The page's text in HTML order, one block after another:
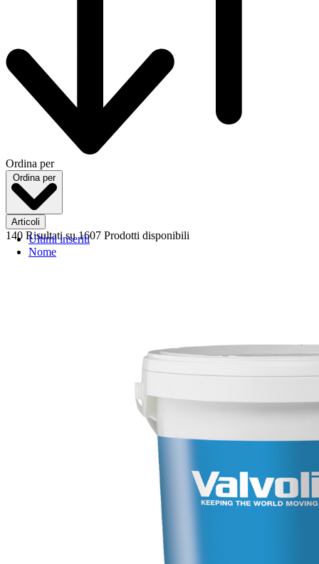
Ordina per
Ordina per
Ultimi inseriti
Nome
Articoli
140 Risultatisu 1607 Prodotti disponibili